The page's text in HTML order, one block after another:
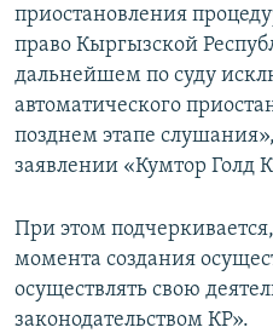
приостановления
право Кыргызской
дальнейшем по суду
автоматического
позднем этапе
заявлении «Кумтор Голд
При этом
момента создания
осуществлять свою
законодательством КР».